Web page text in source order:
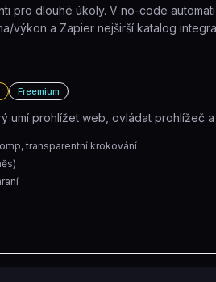
pro dlouhé úkoly. V no-code
výkon a Zapier nejširší katalog
Freemium
umí prohlížet web, ovládat prohlížeč
transparentní krokování